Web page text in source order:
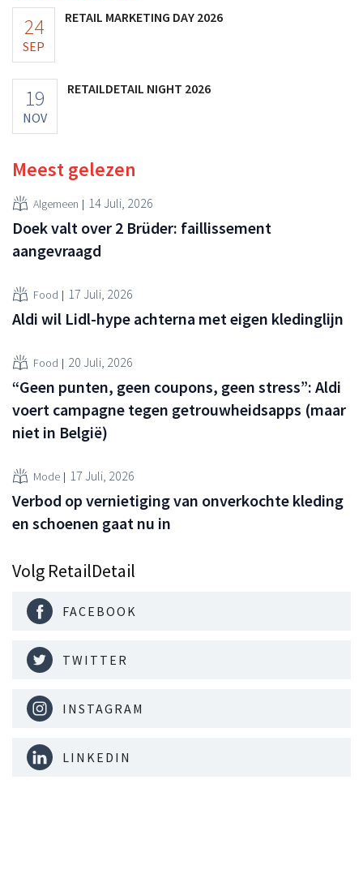
24
SEP
RETAIL MARKETING DAY 2026
19
NOV
RETAILDETAIL NIGHT 2026
Meest gelezen
Algemeen 14 Juli, 2026
Doek valt over 2 Brüder: faillissement
aangevraagd
Food 17 Juli, 2026
Aldi wil Lidl-hype achterna met eigen kledinglijn
Food 20 Juli, 2026
“Geen punten, geen coupons, geen stress”: Aldi
voert campagne tegen getrouwheidsapps (maar
niet in België)
Mode 17 Juli, 2026
Verbod op vernietiging van onverkochte kleding
en schoenen gaat nu in
Volg RetailDetail
FACEBOOK
TWITTER
INSTAGRAM
LINKEDIN